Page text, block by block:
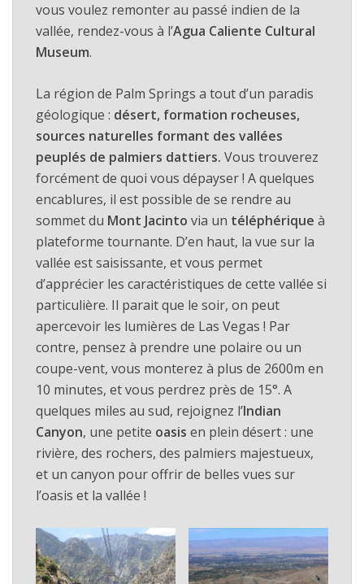
vous voulez remonter au passé indien de la
vallée, rendez-vous à l’Agua Caliente Cultural
Museum.
La région de Palm Springs a tout d’un paradis
géologique : désert, formation rocheuses,
sources naturelles formant des vallées
peuplés de palmiers dattiers. Vous trouverez
forcément de quoi vous dépayser ! A quelques
encablures, il est possible de se rendre au
sommet du Mont Jacinto via un téléphérique à
plateforme tournante. D’en haut, la vue sur la
vallée est saisissante, et vous permet
d’apprécier les caractéristiques de cette vallée si
particulière. Il parait que le soir, on peut
apercevoir les lumières de Las Vegas ! Par
contre, pensez à prendre une polaire ou un
coupe-vent, vous monterez à plus de 2600m en
10 minutes, et vous perdrez près de 15°. A
quelques miles au sud, rejoignez l’Indian
Canyon, une petite oasis en plein désert : une
rivière, des rochers, des palmiers majestueux,
et un canyon pour offrir de belles vues sur
l’oasis et la vallée !